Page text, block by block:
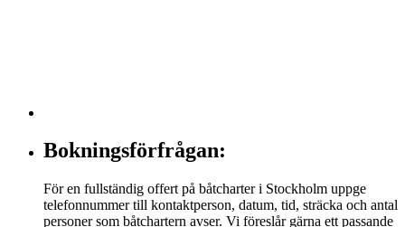
Bokningsförfrågan:
För en fullständig offert på båtcharter i Stockholm uppge
telefonnummer till kontaktperson, datum, tid, sträcka och antal
personer som båtchartern avser. Vi föreslår gärna ett passande